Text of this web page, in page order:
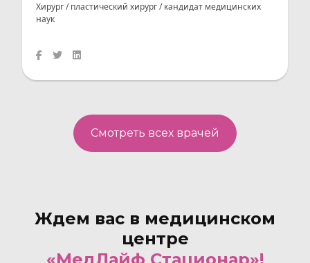
Хирург / пластический хирург / кандидат медицинских
наук
Смотреть всех врачей
Ждем вас в медицинском
центре
«МедЛайф Стационар»!